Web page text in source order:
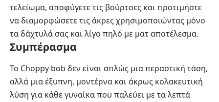
τελείωμα, αποφύγετε τις βούρτσες και προτιμήστε
να διαμορφώσετε τις άκρες χρησιμοποιώντας μόνο
τα δάχτυλά σας και λίγο πηλό με ματ αποτέλεσμα.
Συμπέρασμα
Το Choppy bob δεν είναι απλώς μια περαστική τάση,
αλλά μια έξυπνη, μοντέρνα και άκρως κολακευτική
λύση για κάθε γυναίκα που παλεύει με τα λεπτά